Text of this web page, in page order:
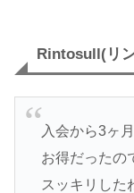
Rintosull(リ
入会から3ヶ
お得だったの
スッキリした